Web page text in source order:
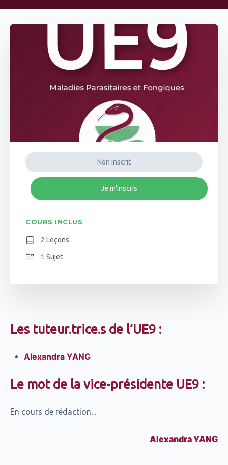
Les tuteur.trice.s de l’UE9 :
Alexandra YANG
Le mot de la vice-présidente UE9 :
En cours de rédaction…
Alexandra YANG
Non inscrit
Je m'inscris
COURS INCLUS
2 Leçons
1 Sujet